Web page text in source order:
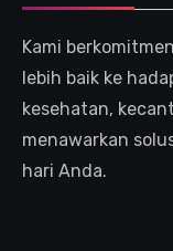
Kami
lebih baik ke
kesehatan,
menawarkan
hari Anda.